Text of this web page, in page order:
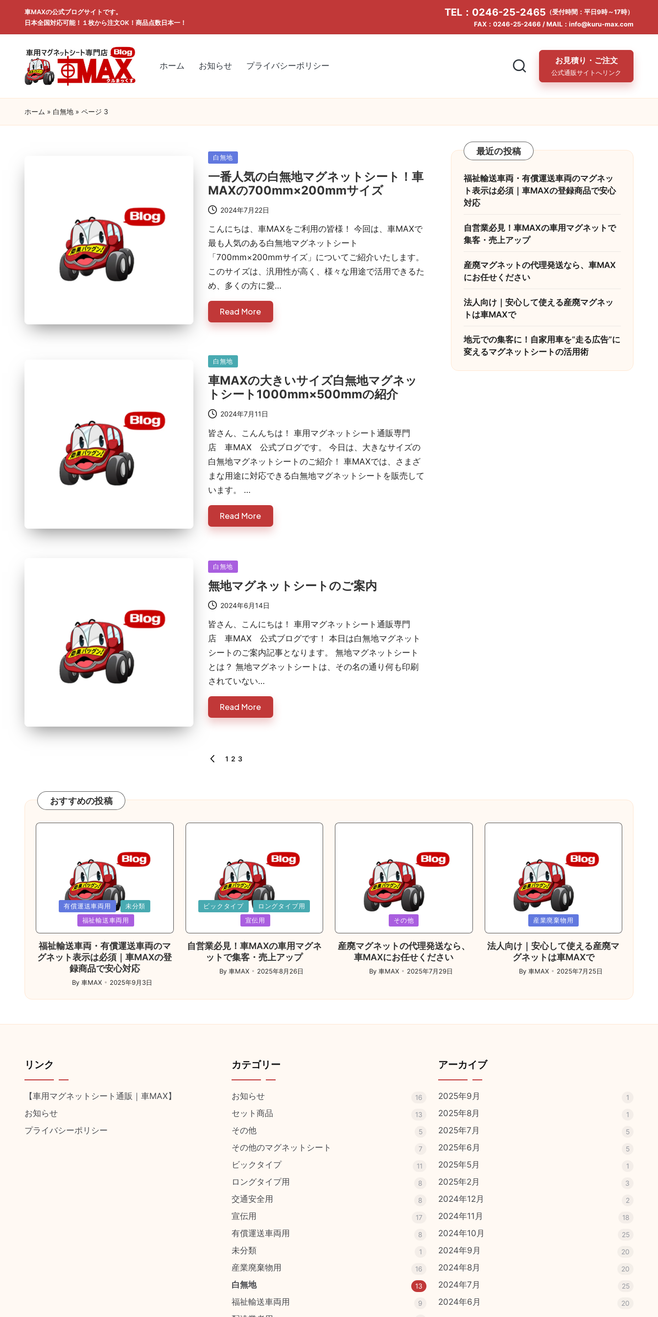
車MAXの公式ブログサイトです。
日本全国対応可能！１枚から注文OK！商品点数日本一！
TEL：0246-25-2465 （受付時間：平日9時～17時）
FAX：0246-25-2466 / MAIL：info@kuru-max.com
ホーム お知らせ プライバシーポリシー
お見積り・ご注文
公式通販サイトへリンク
ホーム » 白無地 » ページ 3
Posted
白無地
一番人気の白無地マグネットシート！車
MAXの700mm×200mmサイズ
2024年7月22日
こんにちは、車MAXをご利用の皆様！ 今回は、車MAXで
最も人気のある白無地マグネットシート
「700mm×200mmサイズ」についてご紹介いたします。
このサイズは、汎用性が高く、様々な用途で活用できるた
め、多くの方に愛…
Read More
Posted
in
白無地
車MAXの大きいサイズ白無地マグネッ
トシート1000mm×500mmの紹介
2024年7月11日
皆さん、こんんちは！ 車用マグネットシート通販専門
店 車MAX 公式ブログです。 今日は、大きなサイズの
白無地マグネットシートのご紹介！ 車MAXでは、さまざ
まな用途に対応できる白無地マグネットシートを販売して
います。 …
Read More
Posted
in
白無地
無地マグネットシートのご案内
2024年6月14日
皆さん、こんにちは！ 車用マグネットシート通販専門
店 車MAX 公式ブログです！ 本日は白無地マグネット
シートのご案内記事となります。 無地マグネットシート
とは？ 無地マグネットシートは、その名の通り何も印刷
されていない…
Read More
の
ペ
PREVIOUS
1 2 3
最近の投稿
福祉輸送車両・有償運送車両のマグネッ
ト表示は必須｜車MAXの登録商品で安心
対応
自営業必見！車MAXの車用マグネットで
集客・売上アップ
産廃マグネットの代理発送なら、車MAX
にお任せください
法人向け｜安心して使える産廃マグネッ
トは車MAXで
地元での集客に！自家用車を“走る広告”に
変えるマグネットシートの活用術
おすすめの投稿
Posted有償運送車両用
未分類
福祉輸送車両用
福祉輸送車両・有償運送車両のマ
グネット表示は必須｜車MAXの登
録商品で安心対応
Posted
By 車MAX 2025年9月3日
Posted
ビックタイプ
ロングタイプ用
宣伝用
自営業必見！車MAXの車用マグネ
ットで集客・売上アップ
Posted
By車MAX 2025年8月26日
in
その他
産廃マグネットの代理発送なら、
車MAXにお任せください
Posted
By車MAX 2025年7月29日
in
産業廃棄物用
法人向け｜安心して使える産廃マ
グネットは車MAXで
Posted
By 車MAX 2025年7月25日
リンク
【車用マグネットシート通販｜車MAX】
お知らせ
プライバシーポリシー
カテゴリー
お知らせ 16
セット商品 13
その他 5
その他のマグネットシート 7
ビックタイプ 11
ロングタイプ用 8
交通安全用 8
宣伝用 17
有償運送車両用 8
未分類 1
産業廃棄物用 16
白無地 13
福祉輸送車両用 9
アーカイブ
2025年9月 1
2025年8月 1
2025年7月 5
2025年6月 5
2025年5月 1
2025年2月 3
2024年12月 2
2024年11月 18
2024年10月 25
2024年9月 20
2024年8月 20
2024年7月 25
2024年6月 20